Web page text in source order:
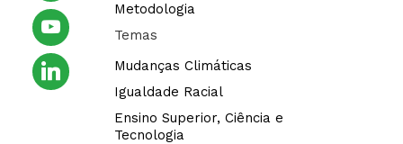
youtube
linkedin
Metodologia
Temas
Mudanças Climáticas
Igualdade Racial
Ensino Superior, Ciência e
Tecnologia